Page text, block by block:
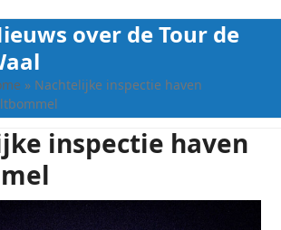
over de Tour de
» Nachtelijke inspectie haven
inspectie haven